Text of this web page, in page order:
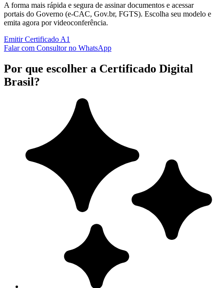
A forma mais rápida e segura de assinar documentos e acessar
portais do Governo (e-CAC, Gov.br, FGTS). Escolha seu modelo e
emita agora por videoconferência.
Emitir Certificado A1
Falar com Consultor no WhatsApp
Por que escolher a Certificado Digital
Brasil?